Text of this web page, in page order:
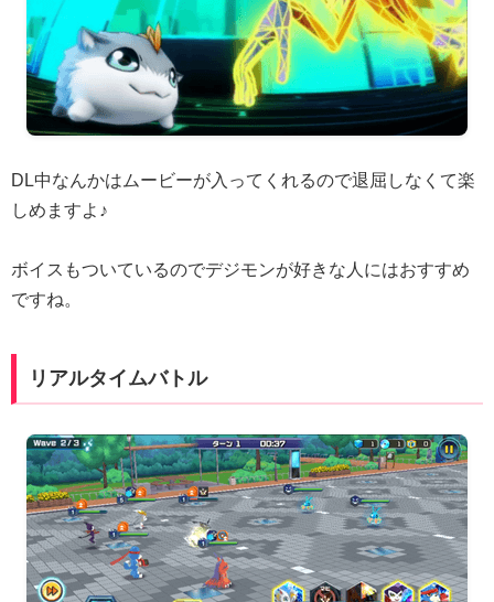
DL中なんかはムービーが入ってくれるので退屈しなくて楽
しめますよ♪
ボイスもついているのでデジモンが好きな人にはおすすめ
ですね。
リアルタイムバトル